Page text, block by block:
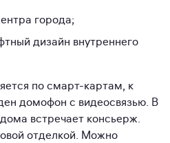
города;
дизайн внутреннего
по смарт-картам, к
домофон с видеосвязью. В
встречает консьерж.
отделкой. Можно